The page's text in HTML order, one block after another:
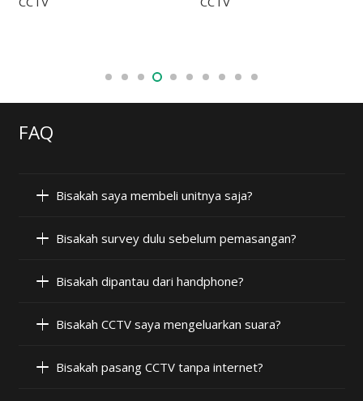
FAQ
Bisakah saya membeli unitnya saja?
Bisakah survey dulu sebelum pemasangan?
Bisakah dipantau dari handphone?
Bisakah CCTV saya mengeluarkan suara?
Bisakah pasang CCTV tanpa internet?